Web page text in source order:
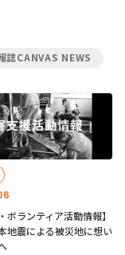
誌CANVAS NEWS
ボランティア活動情報】
地震による被災地に想い